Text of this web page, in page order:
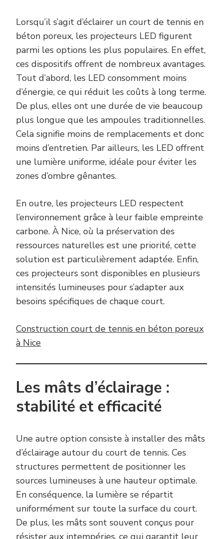
Lorsqu’il s’agit d’éclairer un court de tennis en
béton poreux, les projecteurs LED figurent
parmi les options les plus populaires. En effet,
ces dispositifs offrent de nombreux avantages.
Tout d’abord, les LED consomment moins
d’énergie, ce qui réduit les coûts à long terme.
De plus, elles ont une durée de vie beaucoup
plus longue que les ampoules traditionnelles.
Cela signifie moins de remplacements et donc
moins d’entretien. Par ailleurs, les LED offrent
une lumière uniforme, idéale pour éviter les
zones d’ombre gênantes.
En outre, les projecteurs LED respectent
l’environnement grâce à leur faible empreinte
carbone. À Nice, où la préservation des
ressources naturelles est une priorité, cette
solution est particulièrement adaptée. Enfin,
ces projecteurs sont disponibles en plusieurs
intensités lumineuses pour s’adapter aux
besoins spécifiques de chaque court.
Construction court de tennis en béton poreux
à Nice
Les mâts d’éclairage :
stabilité et efficacité
Une autre option consiste à installer des mâts
d’éclairage autour du court de tennis. Ces
structures permettent de positionner les
sources lumineuses à une hauteur optimale.
En conséquence, la lumière se répartit
uniformément sur toute la surface du court.
De plus, les mâts sont souvent conçus pour
résister aux intempéries, ce qui garantit leur